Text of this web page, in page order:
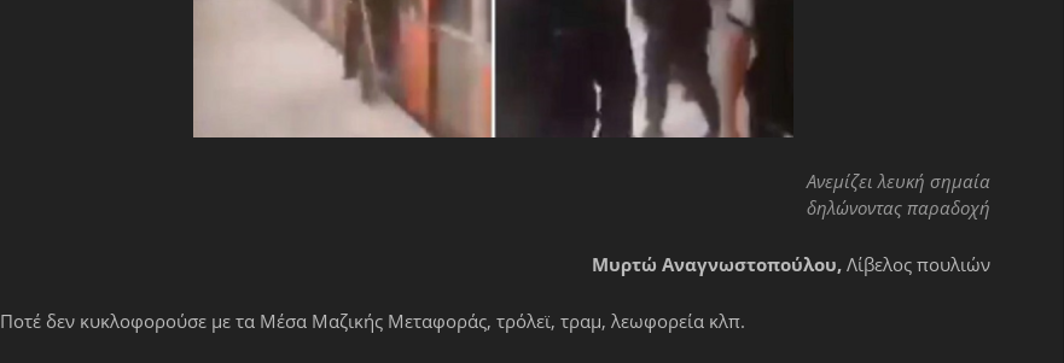
Ανεμίζει λευκή σημαία
δηλώνοντας παραδοχή
Μυρτώ Αναγνωστοπούλου, Λίβελος πουλιών
Ποτέ δεν κυκλοφορούσε με τα Μέσα Μαζικής Μεταφοράς, τρόλεϊ, τραμ, λεωφορεία κλπ.